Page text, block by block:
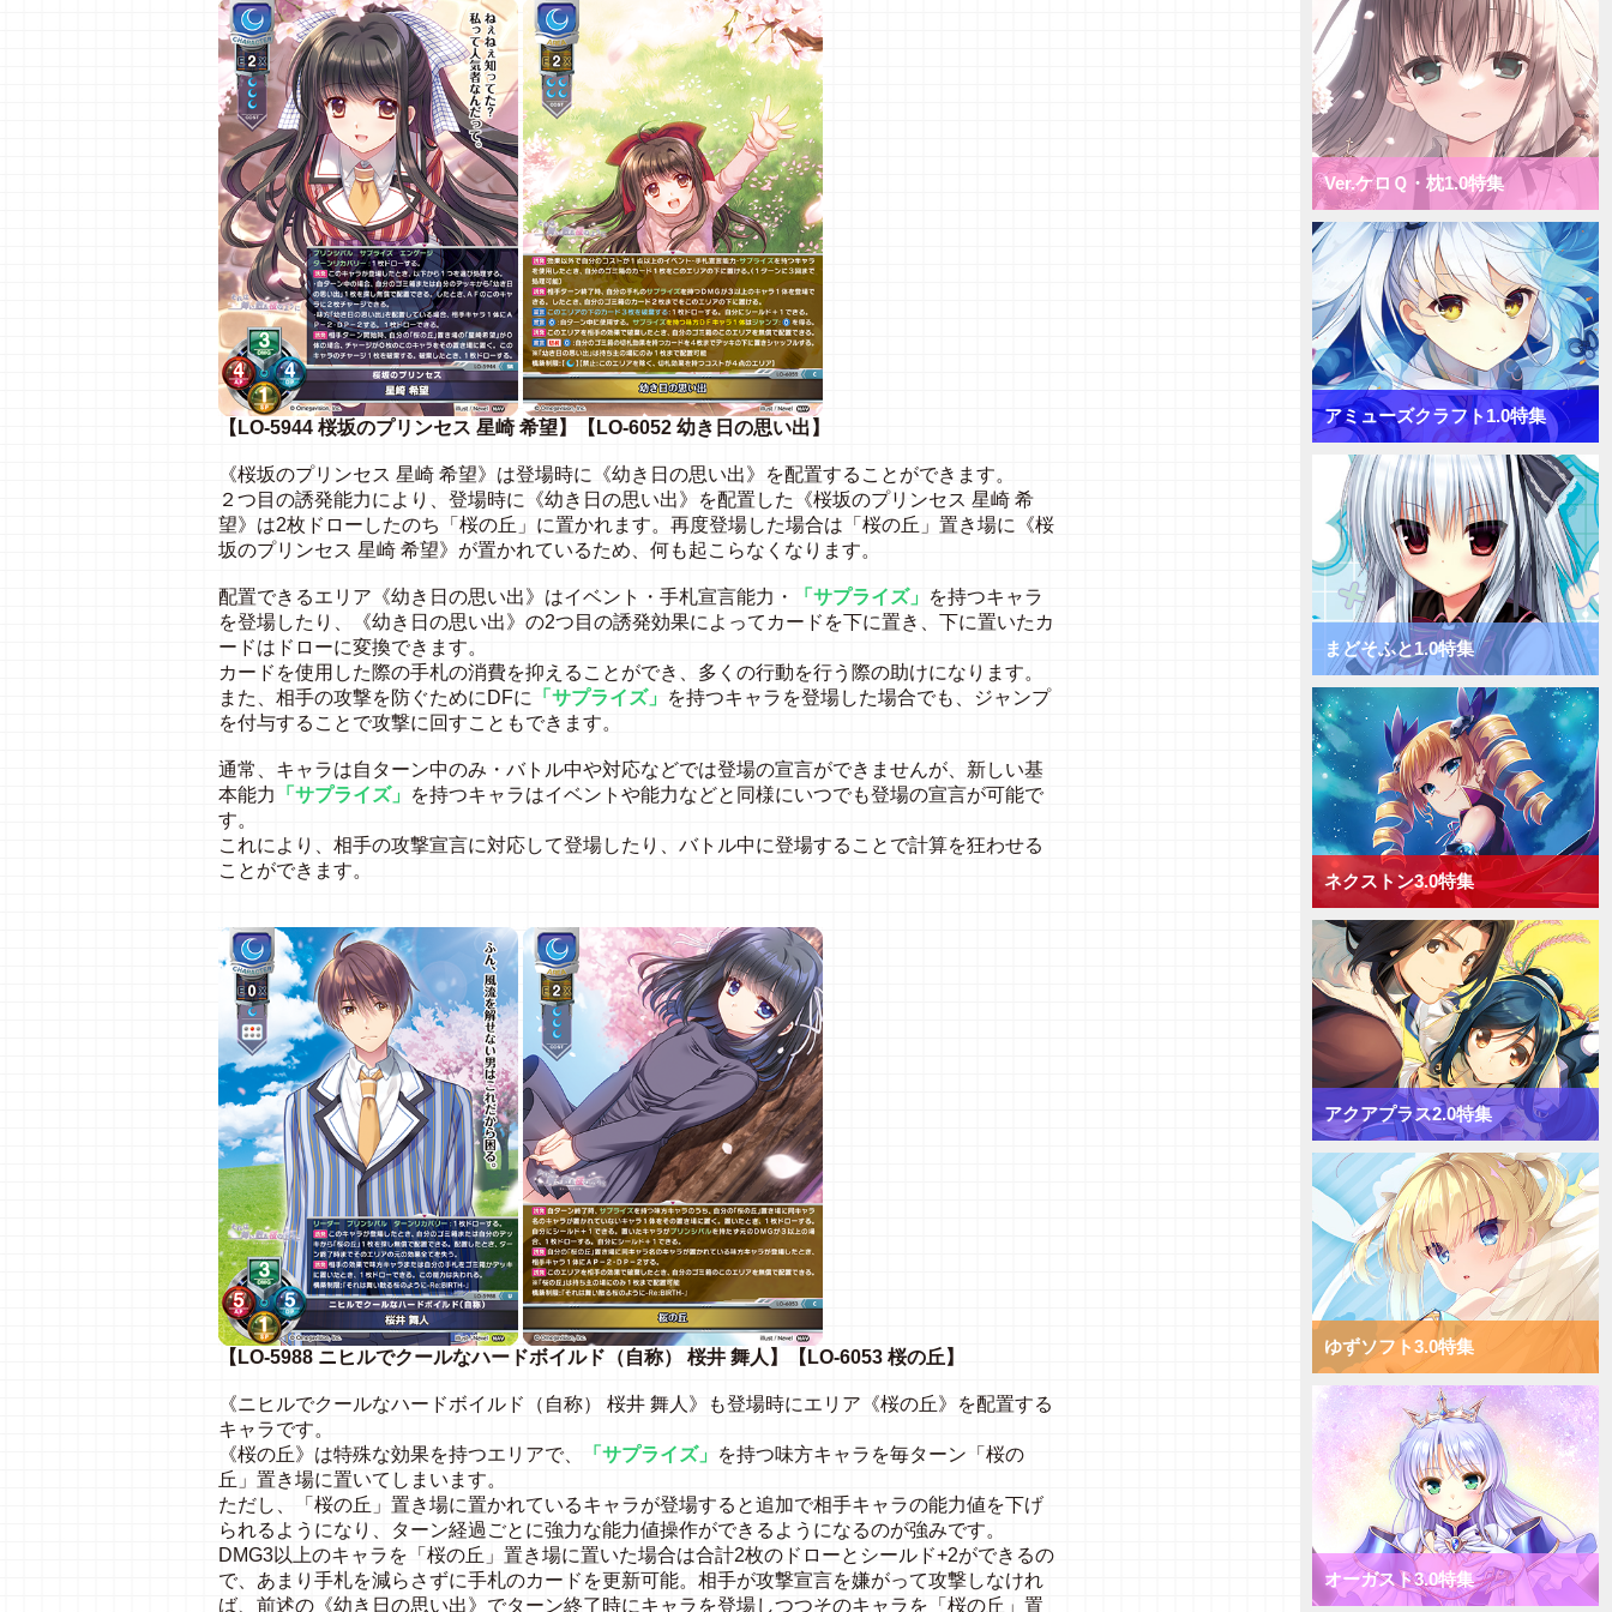
Ver.ケロＱ・枕1.0特集
アミューズクラフト1.0特集
まどそふと1.0特集
ネクストン3.0特集
アクアプラス2.0特集
ゆずソフト3.0特集
オーガスト3.0特集
【LO-5944 桜坂のプリンセス 星崎 希望】【LO-6052 幼き日の思い出】
《桜坂のプリンセス 星崎 希望》は登場時に《幼き日の思い出》を配置することができます。
２つ目の誘発能力により、登場時に《幼き日の思い出》を配置した《桜坂のプリンセス 星崎 希
望》は2枚ドローしたのち「桜の丘」に置かれます。再度登場した場合は「桜の丘」置き場に《桜
坂のプリンセス 星崎 希望》が置かれているため、何も起こらなくなります。
配置できるエリア《幼き日の思い出》はイベント・手札宣言能力・ 「サプライズ」
を持つキャラ
を登場したり、《幼き日の思い出》の2つ目の誘発効果によってカードを下に置き、下に置いたカ
ードはドローに変換できます。
カードを使用した際の手札の消費を抑えることができ、多くの行動を行う際の助けになります。
また、相手の攻撃を防ぐためにDFに
「サプライズ」 を持つキャラを登場した場合でも、ジャンプ
を付与することで攻撃に回すこともできます。
通常、キャラは自ターン中のみ・バトル中や対応などでは登場の宣言ができませんが、新しい基
本能力
「サプライズ」
を持つキャラはイベントや能力などと同様にいつでも登場の宣言が可能で
す。
これにより、相手の攻撃宣言に対応して登場したり、バトル中に登場することで計算を狂わせる
ことができます。
【LO-5988 ニヒルでクールなハードボイルド（自称） 桜井 舞人】【LO-6053 桜の丘】
《ニヒルでクールなハードボイルド（自称） 桜井 舞人》も登場時にエリア《桜の丘》を配置する
キャラです。
《桜の丘》は特殊な効果を持つエリアで、
「サプライズ」 を持つ味方キャラを毎ターン「桜の
丘」置き場に置いてしまいます。
ただし、「桜の丘」置き場に置かれているキャラが登場すると追加で相手キャラの能力値を下げ
られるようになり、ターン経過ごとに強力な能力値操作ができるようになるのが強みです。
DMG3以上のキャラを「桜の丘」置き場に置いた場合は合計2枚のドローとシールド+2ができるの
で、あまり手札を減らさずに手札のカードを更新可能。相手が攻撃宣言を嫌がって攻撃しなけれ
ば、前述の《幼き日の思い出》でターン終了時にキャラを登場しつつそのキャラを「桜の丘」置